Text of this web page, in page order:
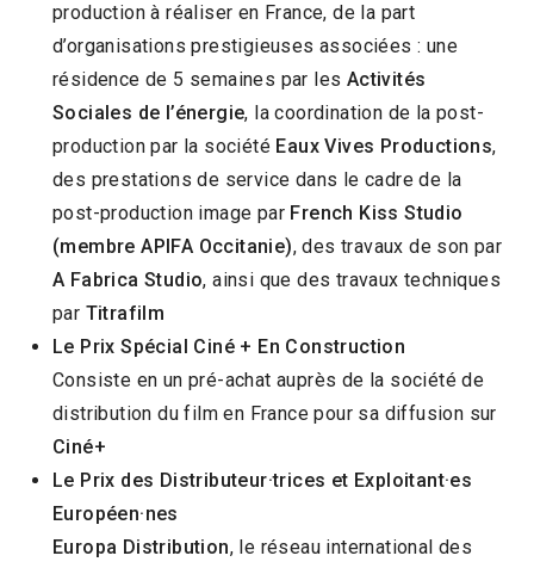
production à réaliser en France, de la part
d’organisations prestigieuses associées : une
résidence de 5 semaines par les Activités
Sociales de l’énergie, la coordination de la post-
production par la société Eaux Vives Productions,
des prestations de service dans le cadre de la
post-production image par French Kiss Studio
(membre APIFA Occitanie), des travaux de son par
A FabricaStudio, ainsi que des travaux techniques
par Titrafilm
Le Prix Spécial Ciné + En Construction
Consiste en un pré-achat auprès de la société de
distribution du film en France pour sa diffusion sur
Ciné+
Le Prix des Distributeur·trices et Exploitant·es
Européen·nes
Europa Distribution, le réseau international des